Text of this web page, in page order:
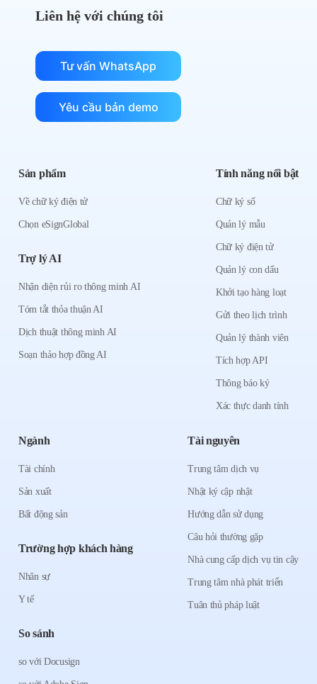
Liên hệ với chúng tôi
Tư vấn WhatsApp
Yêu cầu bản demo
Sản phẩm
Về chữ ký điện tử
Chọn eSignGlobal
Trợ lý AI
Nhận diện rủi ro thông minh AI
Tóm tắt thỏa thuận AI
Dịch thuật thông minh AI
Soạn thảo hợp đồng AI
Tính năng nổi bật
Chữ ký số
Quản lý mẫu
Chữ ký điện tử
Quản lý con dấu
Khởi tạo hàng loạt
Gửi theo lịch trình
Quản lý thành viên
Tích hợp API
Thông báo ký
Xác thực danh tính
Ngành
Tài chính
Sản xuất
Bất động sản
Trường hợp khách hàng
Nhân sự
Y tế
So sánh
so với Docusign
Tài nguyên
Trung tâm dịch vụ
Nhật ký cập nhật
Hướng dẫn sử dụng
Câu hỏi thường gặp
Nhà cung cấp dịch vụ tin cậy
Trung tâm nhà phát triển
Tuân thủ pháp luật